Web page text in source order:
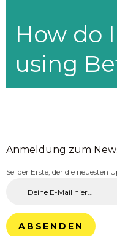
How do
using
Anmeldung zum
Sei der Erste, der die neuesten
ABSENDEN